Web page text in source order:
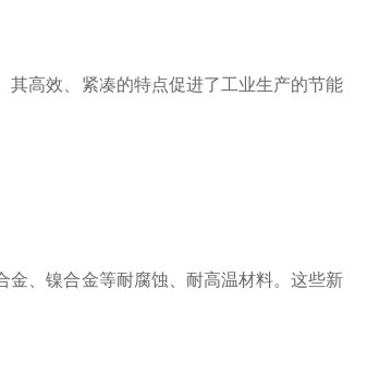
其高效、紧凑的特点促进了工业生产的节能
金、镍合金等耐腐蚀、耐高温材料。这些新